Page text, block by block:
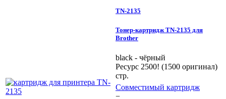
TN-2135
Тонер-картридж TN-2135 для
Brother
black - чёрный
Ресурс 2500! (1500 оригинал)
стр.
Совместимый картридж
−